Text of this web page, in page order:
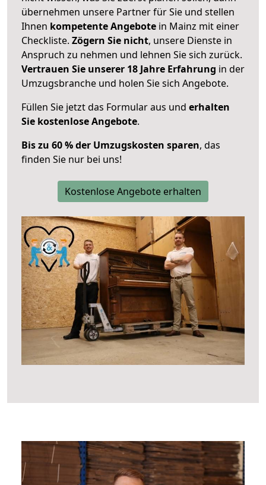
übernehmen unsere Partner für Sie und stellen
Ihnen kompetente Angebote in Mainz mit einer
Checkliste. Zögern Sie nicht, unsere Dienste in
Anspruch zu nehmen und lehnen Sie sich zurück.
Vertrauen Sie unserer 18 Jahre Erfahrung in der
Umzugsbranche und holen Sie sich Angebote.
Füllen Sie jetzt das Formular aus und erhalten
Sie kostenlose Angebote.
Bis zu 60 % der Umzugskosten sparen, das
finden Sie nur bei uns!
Kostenlose Angebote erhalten